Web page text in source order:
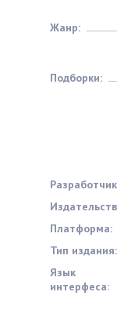
Жанр:
Подборки:
Платформа:
Тип издания:
Язык
интерфеса: